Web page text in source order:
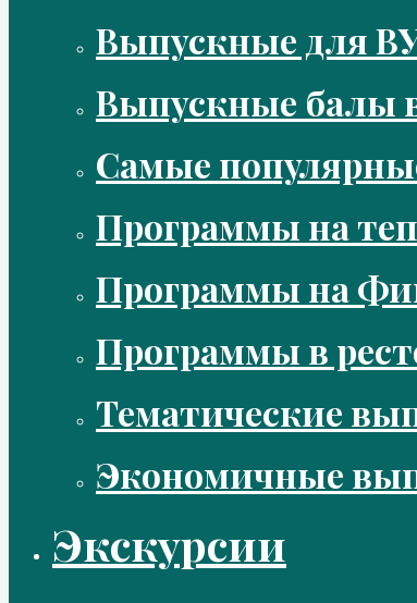
Выпускные для
Выпускные балы
Самые
Программы на
Программы на
Программы в
Тематические
Экономичные
Экскурсии